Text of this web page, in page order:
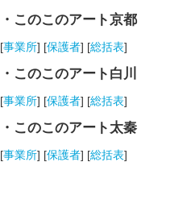
・このこのアート京都
[事業所] [保護者] [総括表]
・このこのアート白川
[事業所] [保護者] [総括表]
・このこのアート太秦
[事業所] [保護者] [総括表]